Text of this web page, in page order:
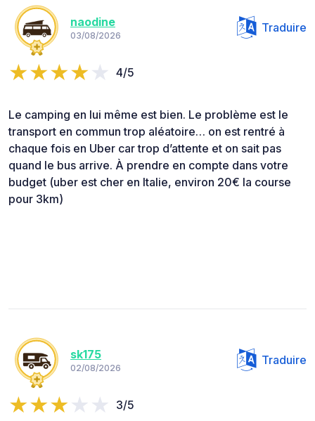
naodine
03/08/2026
Traduire
4/5
Le camping en lui même est bien. Le problème est le
transport en commun trop aléatoire… on est rentré à
chaque fois en Uber car trop d’attente et on sait pas
quand le bus arrive. À prendre en compte dans votre
budget (uber est cher en Italie, environ 20€ la course
pour 3km)
sk175
02/08/2026
Traduire
3/5